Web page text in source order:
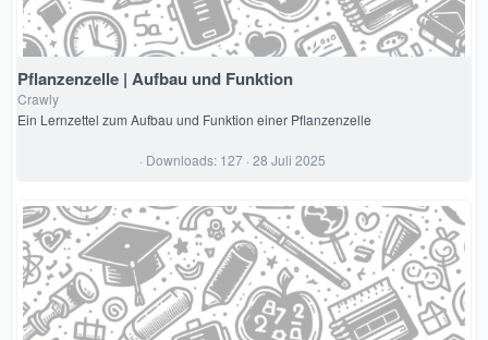
Pflanzenzelle | Aufbau und Funktion
Crawly
Ein Lernzettel zum Aufbau und Funktion einer Pflanzenzelle
0
0
S
t
e
r
n
(
e
)
Downloads 127 28 Juli 2025